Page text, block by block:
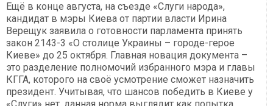
Ещё в конце августа, на съезде «Слуги народа»,
кандидат в мэры Киева от партии власти Ирина
Верещук заявила о готовности парламента принять
закон 2143-3 «О столице Украины – городе-герое
Киеве» до 25 октября. Главная новация документа –
это разделение полномочий избранного мэра и главы
КГГА, которого на своё усмотрение сможет назначить
президент. Учитывая, что шансов победить в Киеве у